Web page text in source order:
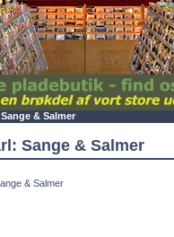
& Salmer
Sange & Salmer